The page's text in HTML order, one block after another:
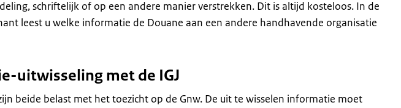
schriftelijk of op een andere manier verstrekken. Dit is altijd kosteloos. In de
leest u welke informatie de Douane aan een andere handhavende organisatie
uitwisseling met de IGJ
beide belast met het toezicht op de Gnw. De uit te wisselen informatie moet